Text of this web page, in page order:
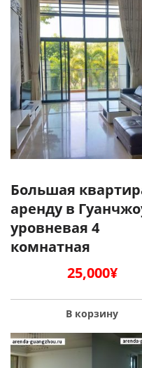
Большая
аренду в
уровневая 4
комнатная
25,000¥
В корзину